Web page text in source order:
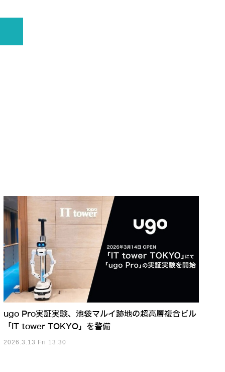
ugo Pro実証実験、池袋マルイ跡地の超高層複合ビル
「IT tower TOKYO」を警備
2026.3.13 Fri 13:30